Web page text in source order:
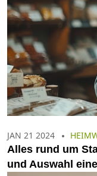
JAN 21 2024
Alles rund um
und Auswahl